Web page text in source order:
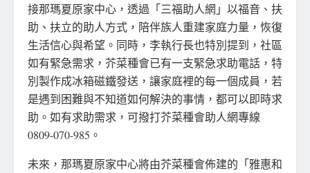
接那瑪夏原家中心，透過「三福助人網」以福音、扶
助、扶立的助人方式，陪伴族人重建家庭力量，恢復
生活信心與希望。同時，李執行長也特別提到，社區
如有緊急需求，芥菜種會已有一支緊急求助電話，特
別製作成冰箱磁鐵發送，讓家庭裡的每一個成員，若
是遇到困難與不知道如何解決的事情，都可以即時求
助。如有求助需求，可撥打芥菜種會助人網專線
0809-070-985。
未來，那瑪夏原家中心將由芥菜種會佈建的「雅惠和